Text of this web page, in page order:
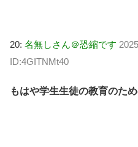
20: 名無しさん＠恐縮です
ID:4GITNMt40
もはや学生生徒の教育のた